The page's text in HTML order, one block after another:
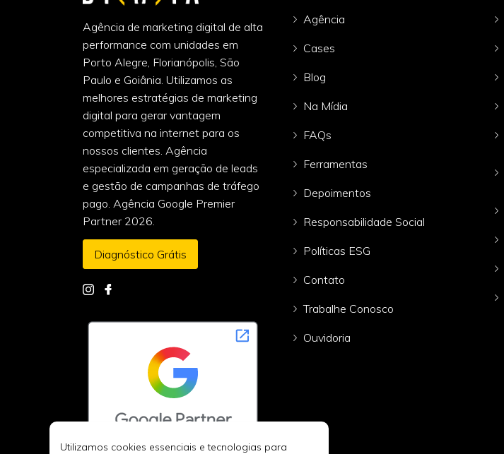
Agência de marketing digital de alta
performance com unidades em
Porto Alegre, Florianópolis, São
Paulo e Goiânia. Utilizamos as
melhores estratégias de marketing
digital para gerar vantagem
competitiva na internet para os
nossos clientes. Agência
especializada em geração de leads
e gestão de campanhas de tráfego
pago. Agência Google Premier
Partner 2026.
Diagnóstico Grátis
Agência
Cases
Blog
Na Mídia
FAQs
Ferramentas
Depoimentos
Responsabilidade Social
Políticas ESG
Contato
Trabalhe Conosco
Ouvidoria
Utilizamos cookies essenciais e tecnologias para